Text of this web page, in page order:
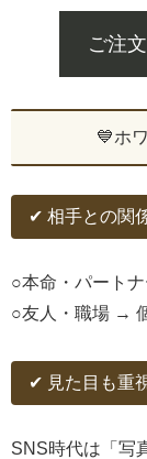
ご注
💙ホ
✔ 相手との関
○本命・パート
○友人・職場 →
✔ 見た目も重
SNS時代は「写